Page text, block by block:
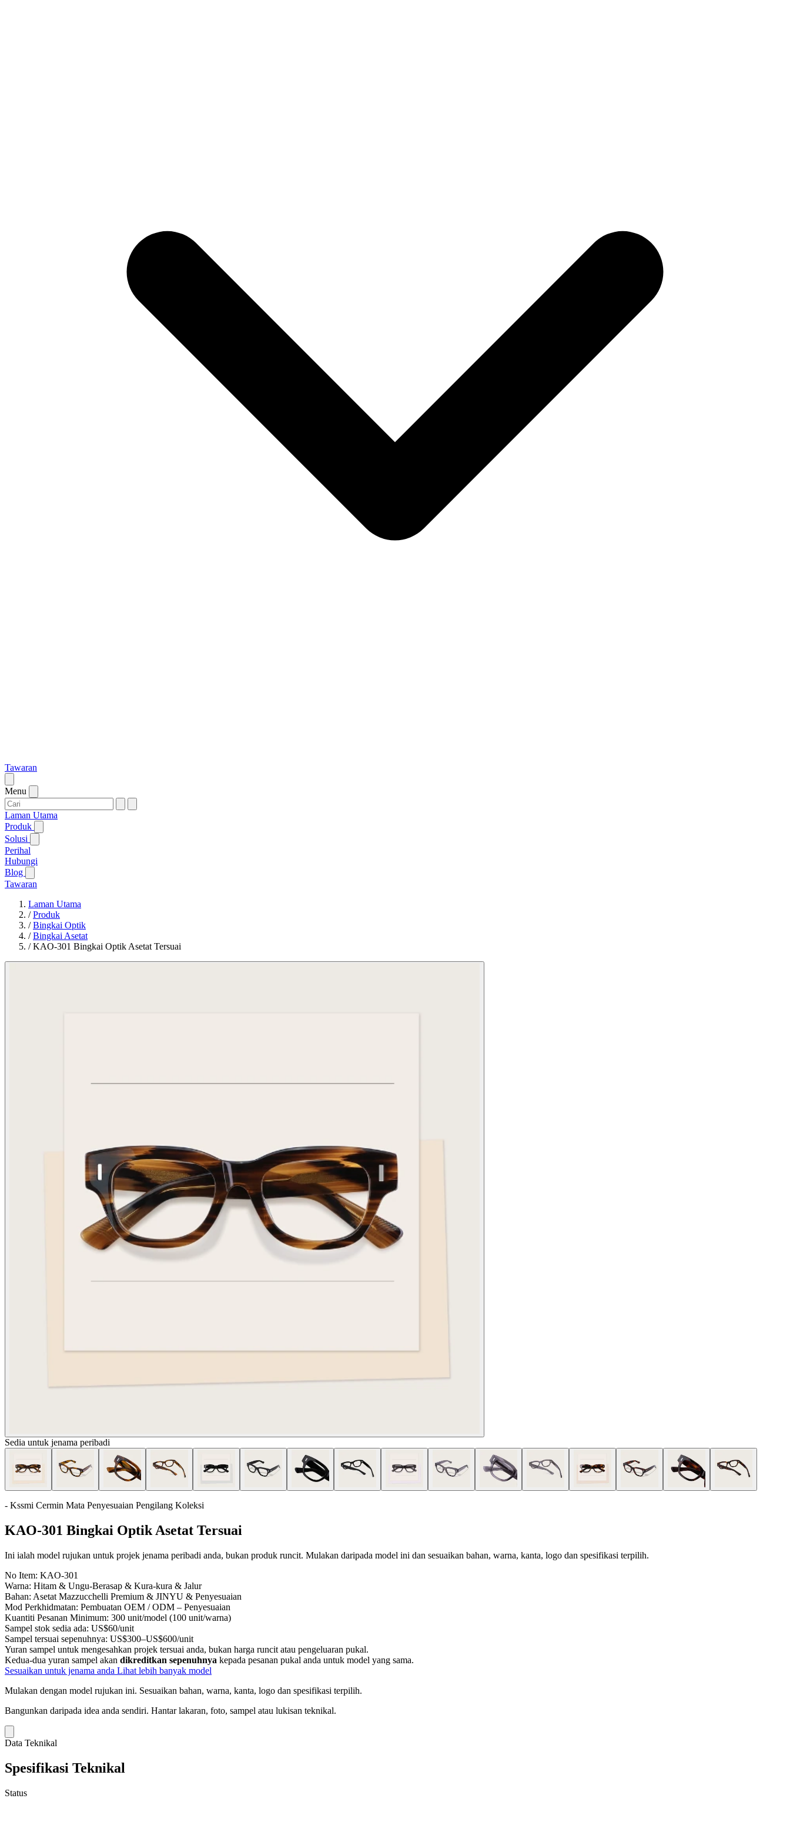
Tawaran
Menu
Laman Utama
Produk
Solusi
Perihal
Hubungi
Blog
Tawaran
Laman Utama
/Produk
/Bingkai Optik
/Bingkai Asetat
/KAO-301 Bingkai Optik Asetat Tersuai
Sedia untuk jenama peribadi
- Kssmi Cermin Mata Penyesuaian Pengilang Koleksi
KAO-301 Bingkai Optik Asetat Tersuai
Ini ialah model rujukan untuk projek jenama peribadi anda, bukan produk runcit. Mulakan daripada model ini dan sesuaikan bahan, warna, kanta, logo dan spesifikasi terpilih.
No Item: KAO-301
Warna: Hitam & Ungu-Berasap & Kura-kura & Jalur
Bahan: Asetat Mazzucchelli Premium & JINYU & Penyesuaian
Mod Perkhidmatan: Pembuatan OEM / ODM – Penyesuaian
Kuantiti Pesanan Minimum: 300 unit/model (100 unit/warna)
Sampel stok sedia ada: US$60/unit
Sampel tersuai sepenuhnya: US$300–US$600/unit
Yuran sampel untuk mengesahkan projek tersuai anda, bukan harga runcit atau pengeluaran pukal.
Kedua-dua yuran sampel akan dikreditkan sepenuhnya kepada pesanan pukal anda untuk model yang sama.
Sesuaikan untuk jenama anda Lihat lebih banyak model
Mulakan dengan model rujukan ini. Sesuaikan bahan, warna, kanta, logo dan spesifikasi terpilih.
Bangunkan daripada idea anda sendiri. Hantar lakaran, foto, sampel atau lukisan teknikal.
Data Teknikal
Spesifikasi Teknikal
Status